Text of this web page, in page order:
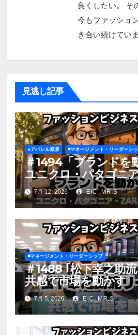
良くしたい。 そ
今もファッショ
き合い続けていま
見逃し記事
●アパレル業界 ◾️マネージメント・リーダーシ
＃1494「ブランドを
ユニクロ・パタゴニ
ZARA・無印良品
7月 12, 2026 EIC_MR.S
◾️マネージメント・リーダーシップ
＃1488 ｢松下幸之助
共感で市場を動かす
7月 5, 2026 EIC_MR.S